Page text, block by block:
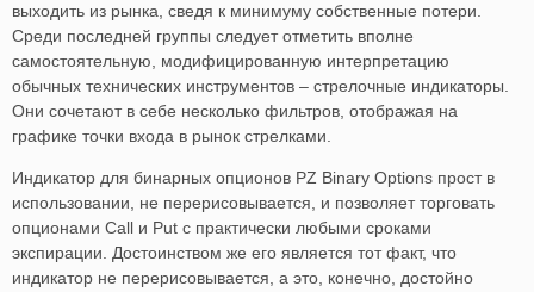
выходить из рынка, сведя к минимуму собственные потери.
Среди последней группы следует отметить вполне
самостоятельную, модифицированную интерпретацию
обычных технических инструментов – стрелочные индикаторы.
Они сочетают в себе несколько фильтров, отображая на
графике точки входа в рынок стрелками.
Индикатор для бинарных опционов PZ Binary Options прост в
использовании, не перерисовывается, и позволяет торговать
опционами Call и Put с практически любыми сроками
экспирации. Достоинством же его является тот факт, что
индикатор не перерисовывается, а это, конечно, достойно